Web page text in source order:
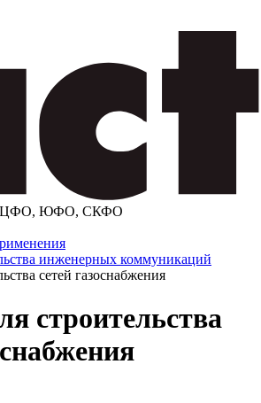
ЦФО, ЮФО, СКФО
инженерных коммуникаций
сетей газоснабжения
строительства